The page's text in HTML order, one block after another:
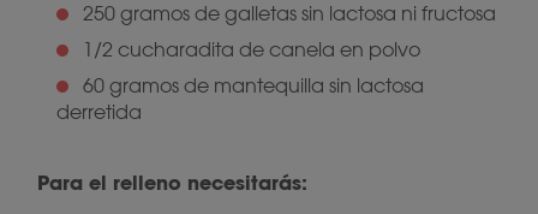
250 gramos de galletas sin lactosa ni fructosa
1/2 cucharadita de canela en polvo
60 gramos de mantequilla sin lactosa
derretida
Para el relleno necesitarás: